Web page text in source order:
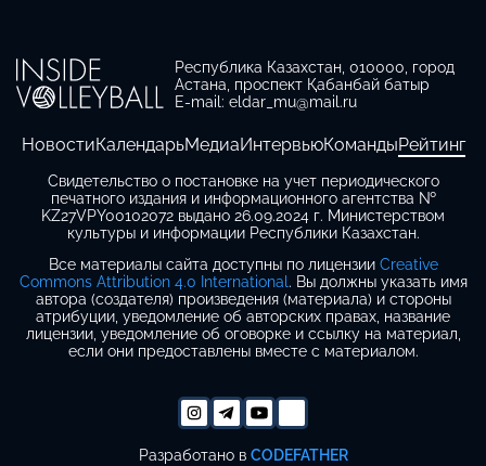
Республика Казахстан, 010000, город
Астана, проспект Қабанбай батыр
E-mail: eldar_mu@mail.ru
НовостиКалендарьМедиаИнтервьюКомандыРейтинг
Свидетельство о постановке на учет периодического
печатного издания и информационного агентства №
KZ27VPY00102072 выдано 26.09.2024 г. Министерством
культуры и информации Республики Казахстан.
Все материалы сайта доступны по лицензии Creative
Commons Attribution 4.0 International. Вы должны указать имя
автора (создателя) произведения (материала) и стороны
атрибуции, уведомление об авторских правах, название
лицензии, уведомление об оговорке и ссылку на материал,
если они предоставлены вместе с материалом.
Разработано в CODEFATHER